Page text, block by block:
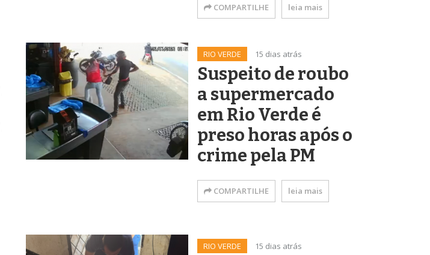
COMPARTILHE leia mais
RIO VERDE 15 dias atrás
Suspeito de roubo
a supermercado
em Rio Verde é
preso horas após o
crime pela PM
COMPARTILHE leia mais
RIO VERDE 15 dias atrás